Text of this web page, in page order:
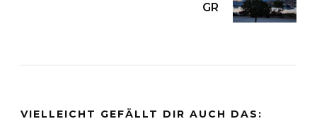
GR
VIELLEICHT GEFÄLLT DIR AUCH DAS: